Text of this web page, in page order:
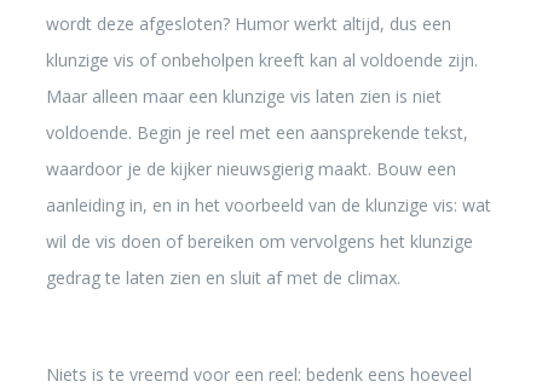
wordt deze afgesloten? Humor werkt altijd, dus een
klunzige vis of onbeholpen kreeft kan al voldoende zijn.
Maar alleen maar een klunzige vis laten zien is niet
voldoende. Begin je reel met een aansprekende tekst,
waardoor je de kijker nieuwsgierig maakt. Bouw een
aanleiding in, en in het voorbeeld van de klunzige vis: wat
wil de vis doen of bereiken om vervolgens het klunzige
gedrag te laten zien en sluit af met de climax.
Niets is te vreemd voor een reel: bedenk eens hoeveel